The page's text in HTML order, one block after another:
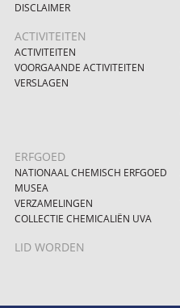
DISCLAIMER
ACTIVITEITEN
ACTIVITEITEN
VOORGAANDE ACTIVITEITEN
VERSLAGEN
ERFGOED
NATIONAAL CHEMISCH ERFGOED
MUSEA
VERZAMELINGEN
COLLECTIE CHEMICALIËN UVA
LID WORDEN